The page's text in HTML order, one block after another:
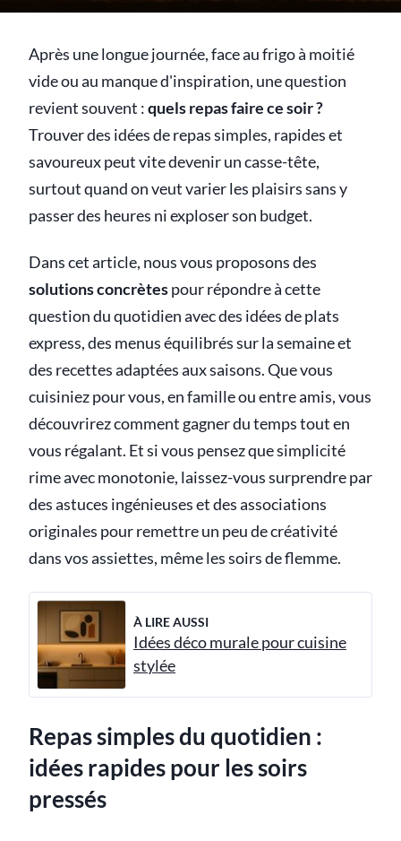
Après une longue journée, face au frigo à moitié
vide ou au manque d'inspiration, une question
revient souvent :quels repas faire ce soir ?
Trouver des idées de repas simples, rapides et
savoureux peut vite devenir un casse-tête,
surtout quand on veut varier les plaisirs sans y
passer des heures ni exploser son budget.
Dans cet article, nous vous proposons des
solutions concrètespour répondre à cette
question du quotidien avec des idées de plats
express, des menus équilibrés sur la semaine et
des recettes adaptées aux saisons. Que vous
cuisiniez pour vous, en famille ou entre amis, vous
découvrirez comment gagner du temps tout en
vous régalant. Et si vous pensez que simplicité
rime avec monotonie, laissez-vous surprendre par
des astuces ingénieuses et des associations
originales pour remettre un peu de créativité
dans vos assiettes, même les soirs de flemme.
À LIRE AUSSI
Idées déco murale pour cuisine
stylée
Repas simples du quotidien :
idées rapides pour les soirs
pressés